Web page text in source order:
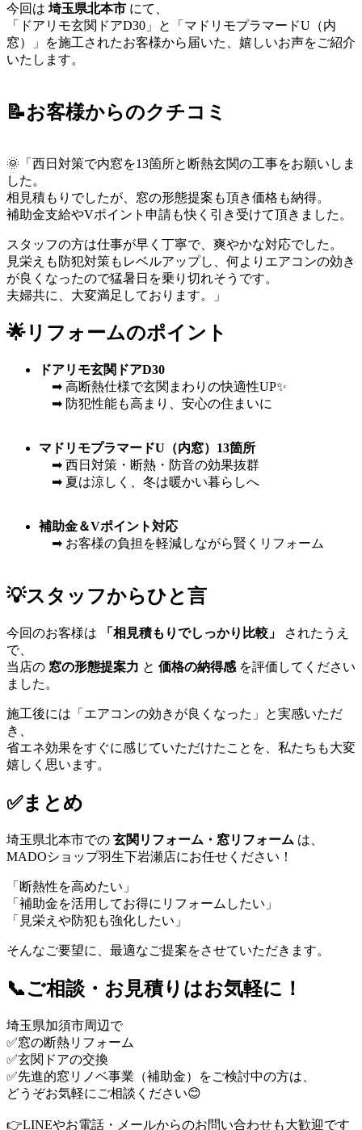
今回は 埼玉県北本市 にて、
「ドアリモ玄関ドアD30」と「マドリモプラマードU（内
窓）」を施工されたお客様から届いた、嬉しいお声をご紹介
いたします。
📝お客様からのクチコミ
🌞「西日対策で内窓を13箇所と断熱玄関の工事をお願いしま
した。
相見積もりでしたが、窓の形態提案も頂き価格も納得。
補助金支給やVポイント申請も快く引き受けて頂きました。
スタッフの方は仕事が早く丁寧で、爽やかな対応でした。
見栄えも防犯対策もレベルアップし、何よりエアコンの効き
が良くなったので猛暑日を乗り切れそうです。
夫婦共に、大変満足しております。」
🌟リフォームのポイント
ドアリモ玄関ドアD30
➡ 高断熱仕様で玄関まわりの快適性UP✨
➡ 防犯性能も高まり、安心の住まいに
マドリモプラマードU（内窓）13箇所
➡ 西日対策・断熱・防音の効果抜群
➡ 夏は涼しく、冬は暖かい暮らしへ
補助金＆Vポイント対応
➡ お客様の負担を軽減しながら賢くリフォーム
💡スタッフからひと言
今回のお客様は 「相見積もりでしっかり比較」
されたうえ
で、
当店の 窓の形態提案力 と 価格の納得感 を評価してください
ました。
施工後には「エアコンの効きが良くなった」と実感いただ
き、
省エネ効果をすぐに感じていただけたことを、私たちも大変
嬉しく思います。
✅まとめ
埼玉県北本市での 玄関リフォーム・窓リフォーム は、
MADOショップ羽生下岩瀬店にお任せください！
「断熱性を高めたい」
「補助金を活用してお得にリフォームしたい」
「見栄えや防犯も強化したい」
そんなご要望に、最適なご提案をさせていただきます。
📞ご相談・お見積りはお気軽に！
埼玉県加須市周辺で
✅窓の断熱リフォーム
✅玄関ドアの交換
✅先進的窓リノベ事業（補助金）をご検討中の方は、
どうぞお気軽にご相談ください😊
👉LINEやお電話・メールからのお問い合わせも大歓迎です